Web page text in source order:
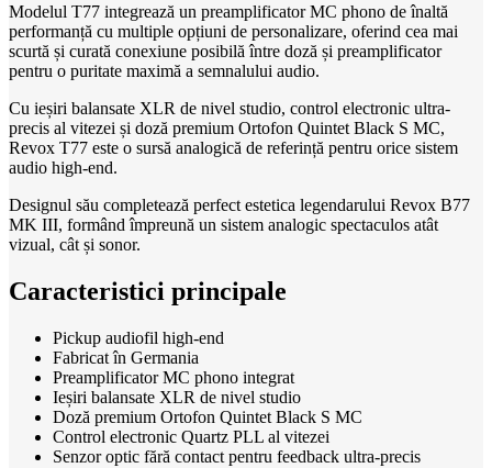
Modelul T77 integrează un preamplificator MC phono de înaltă
performanță cu multiple opțiuni de personalizare, oferind cea mai
scurtă și curată conexiune posibilă între doză și preamplificator
pentru o puritate maximă a semnalului audio.
Cu ieșiri balansate XLR de nivel studio, control electronic ultra-
precis al vitezei și doză premium Ortofon Quintet Black S MC,
Revox T77 este o sursă analogică de referință pentru orice sistem
audio high-end.
Designul său completează perfect estetica legendarului Revox B77
MK III, formând împreună un sistem analogic spectaculos atât
vizual, cât și sonor.
Caracteristici principale
Pickup audiofil high-end
Fabricat în Germania
Preamplificator MC phono integrat
Ieșiri balansate XLR de nivel studio
Doză premium Ortofon Quintet Black S MC
Control electronic Quartz PLL al vitezei
Senzor optic fără contact pentru feedback ultra-precis